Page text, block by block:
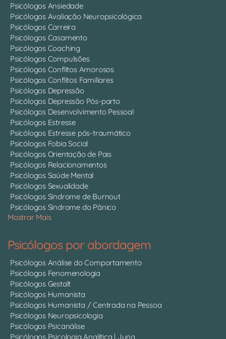
Psicólogos Ansiedade
Psicólogos Avaliação Neuropsicológica
Psicólogos Carreira
Psicólogos Casamento
Psicólogos Coaching
Psicólogos Compulsões
Psicólogos Conflitos Amorosos
Psicólogos Conflitos Familiares
Psicólogos Depressão
Psicólogos Depressão Pós-parto
Psicólogos Desenvolvimento Pessoal
Psicólogos Estresse
Psicólogos Estresse pós-traumático
Psicólogos Fobia Social
Psicólogos Orientação de Pais
Psicólogos Relacionamentos
Psicólogos Saúde Mental
Psicólogos Sexualidade
Psicólogos Síndrome de Burnout
Psicólogos Síndrome do Pânico
Mostrar Mais
Psicólogos por abordagem
Psicólogos Análise do Comportamento
Psicólogos Fenomenologia
Psicólogos Gestalt
Psicólogos Humanista
Psicólogos Humanista / Centrada na Pessoa
Psicólogos Neuropsicologia
Psicólogos Psicanálise
Psicólogos Psicologia Analítica | Jung